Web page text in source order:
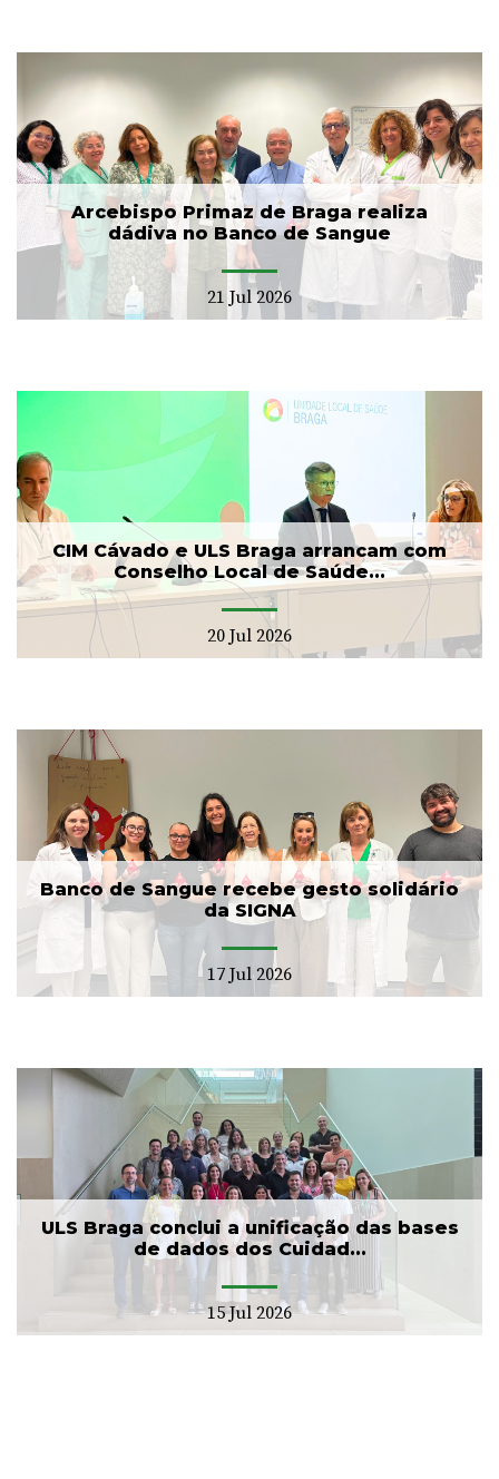
Arcebispo Primaz de Braga realiza
dádiva no Banco de Sangue
21 Jul 2026
CIM Cávado e ULS Braga arrancam com
Conselho Local de Saúde...
20 Jul 2026
Banco de Sangue recebe gesto solidário
da SIGNA
17 Jul 2026
ULS Braga conclui a unificação das bases
de dados dos Cuidad...
15 Jul 2026